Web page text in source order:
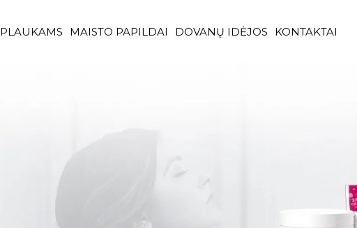
PLAUKAMS MAISTO PAPILDAI DOVANŲ IDĖJOS KONTAKTAI